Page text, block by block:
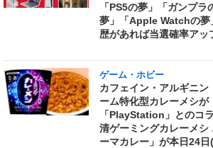
「PS5の夢」「ガンプ
夢」「Apple Watchの夢
歴があれば当選確率アッ
ゲーム・ホビー
カフェイン・アルギニ
ーム特化型カレーメシが
「PlayStation」とのコ
清ゲーミングカレーメシ
ーマカレー」が本日24